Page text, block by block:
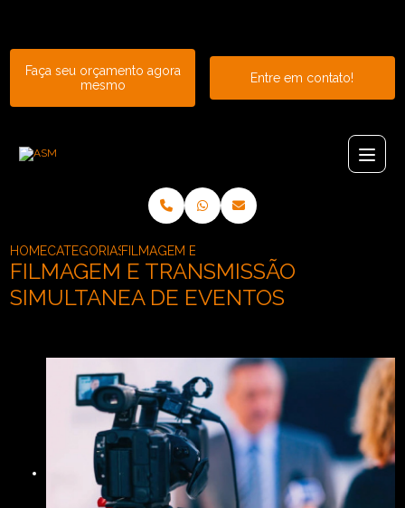
Faça seu orçamento agora
mesmo
Entre em contato!
HOMECATEGORIASFILMAGEM E TRANSMISSAO SIMULTANEA DE
FILMAGEM E TRANSMISSÃO
SIMULTANEA DE EVENTOS